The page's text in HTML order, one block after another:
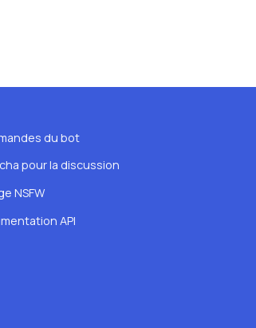
du bot
pour la discussion
NSFW
API